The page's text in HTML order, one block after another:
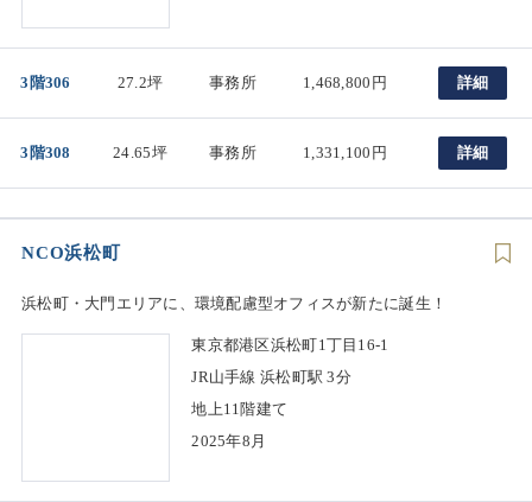
3階306 27.2坪 事務所 1,468,800円 詳細
3階308 24.65坪 事務所 1,331,100円 詳細
NCO浜松町
浜松町・大門エリアに、環境配慮型オフィスが新たに誕生！
東京都港区浜松町1丁目16-1
JR山手線 浜松町駅 3分
地上11階建て
2025年8月